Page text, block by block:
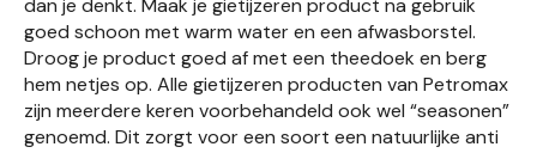
dan je denkt. Maak je gietijzeren product na gebruik
goed schoon met warm water en een afwasborstel.
Droog je product goed af met een theedoek en berg
hem netjes op. Alle gietijzeren producten van Petromax
zijn meerdere keren voorbehandeld ook wel “seasonen”
genoemd. Dit zorgt voor een soort een natuurlijke anti